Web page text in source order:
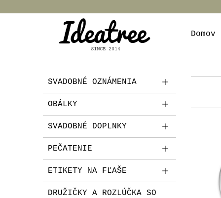
Domov
SVADOBNÉ OZNÁMENIA
OBÁLKY
SVADOBNÉ DOPLNKY
PEČATENIE
ETIKETY NA FĽAŠE
DRUŽIČKY A ROZLÚČKA SO